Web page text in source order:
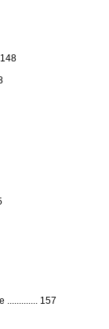
............. 157